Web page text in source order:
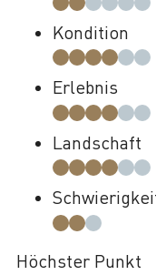
Kondition
Erlebnis
Landschaft
Höchster Punkt